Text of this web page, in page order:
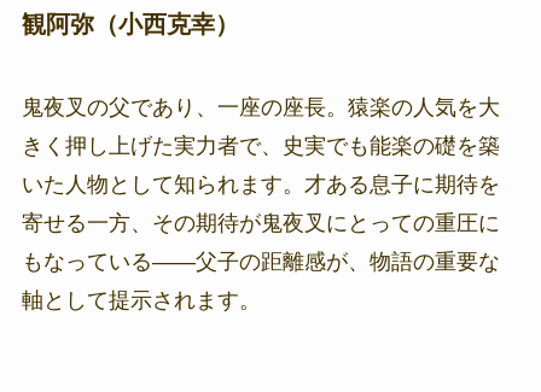
観阿弥（小西克幸）
鬼夜叉の父であり、一座の座長。猿楽の人気を大
きく押し上げた実力者で、史実でも能楽の礎を築
いた人物として知られます。才ある息子に期待を
寄せる一方、その期待が鬼夜叉にとっての重圧に
もなっている——父子の距離感が、物語の重要な
軸として提示されます。